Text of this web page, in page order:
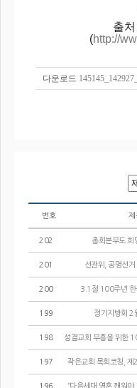
출
(http://
다운로드
번호 제
202 총회본부도 희
201 선관위, 공명선
200 3.1절 100주년 한
199 정기지방회 2
198
197 작은교회 목회코칭, 제
196 “다음세대 영혼 깨워야